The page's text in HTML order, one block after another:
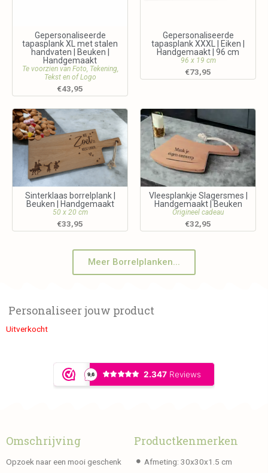
Gepersonaliseerde
tapasplank XL met stalen
handvaten | Beuken |
Handgemaakt
Te voorzien van Foto, Tekening,
Tekst en of Logo
€43,95
Gepersonaliseerde
tapasplank XXXL | Eiken |
Handgemaakt | 96 cm
96 x 19 cm
€73,95
Sinterklaas borrelplank |
Beuken | Handgemaakt
50 x 20 cm
€33,95
Vleesplankje Slagersmes |
Handgemaakt | Beuken
Origineel cadeau
€32,95
Meer Borrelplanken...
Personaliseer jouw product
Uitverkocht
Omschrijving
Opzoek naar een mooi geschenk
Productkenmerken
Afmeting: 30x30x1.5 cm